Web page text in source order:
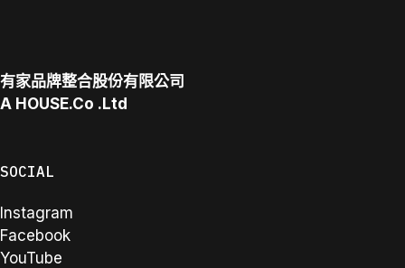
有家品牌整合股份有限公司
A HOUSE.Co .Ltd
SOCIAL
Instagram
Facebook
YouTube